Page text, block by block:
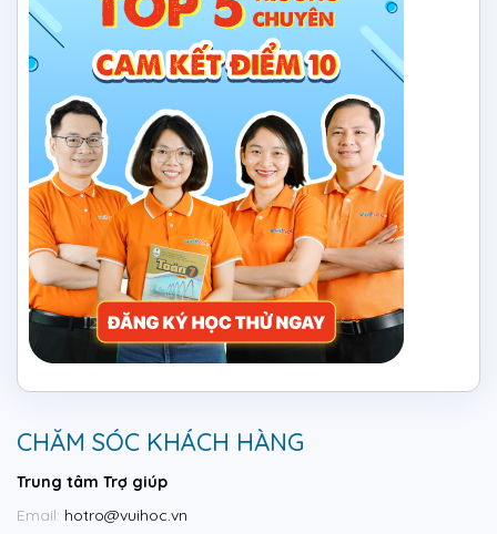
CHĂM SÓC KHÁCH HÀNG
Trung tâm Trợ giúp
Email: hotro@vuihoc.vn